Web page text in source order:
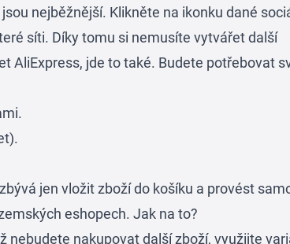
nejběžnější. Klikněte na ikonku dané
síti. Díky tomu si nemusíte vytvářet další
AliExpress, jde to také. Budete potřebovat
jen vložit zboží do košíku a provést
eshopech. Jak na to?
nebudete nakupovat další zboží, využijte